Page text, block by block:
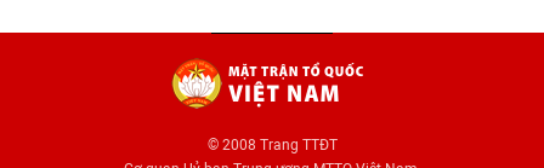
© 2008 Trang TTĐT